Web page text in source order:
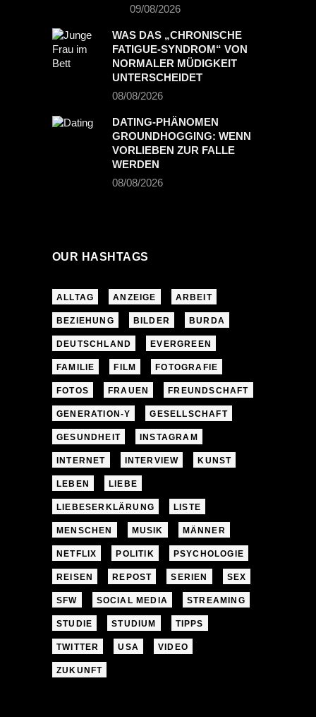
09/08/2026
WAS DAS „CHRONISCHE
FATIGUE-SYNDROM“ VON
NORMALER MÜDIGKEIT
UNTERSCHEIDET
08/08/2026
DATING-PHÄNOMEN
GROUNDHOGGING: WENN
VORLIEBEN ZUR FALLE
WERDEN
08/08/2026
OUR HASHTAGS
ALLTAG ANZEIGE ARBEIT
BEZIEHUNG BILDER BURDA
DEUTSCHLAND EVERGREEN
FAMILIE FILM FOTOGRAFIE
FOTOS FRAUEN FREUNDSCHAFT
GENERATION-Y GESELLSCHAFT
GESUNDHEIT INSTAGRAM
INTERNET INTERVIEW KUNST
LEBEN LIEBE
LIEBESERKLÄRUNG LISTE
MENSCHEN MUSIK MÄNNER
NETFLIX POLITIK PSYCHOLOGIE
REISEN REPOST SERIEN SEX
SFW SOCIAL MEDIA STREAMING
STUDIE STUDIUM TIPPS
TWITTER USA VIDEO
ZUKUNFT